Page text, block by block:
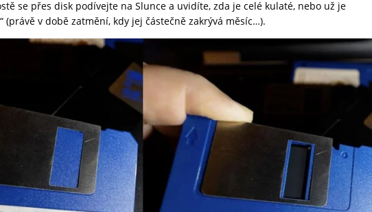
se přes disk podívejte na Slunce a uvidíte, zda je celé kulaté, nebo už je
(právě v době zatmění, kdy jej částečně zakrývá měsíc…).